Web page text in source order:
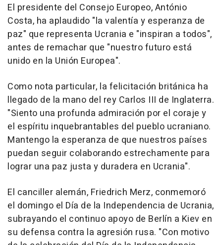
El presidente del Consejo Europeo, António
Costa, ha aplaudido "la valentía y esperanza de
paz" que representa Ucrania e "inspiran a todos",
antes de remachar que "nuestro futuro está
unido en la Unión Europea".
Como nota particular, la felicitación británica ha
llegado de la mano del rey Carlos III de Inglaterra.
"Siento una profunda admiración por el coraje y
el espíritu inquebrantables del pueblo ucraniano.
Mantengo la esperanza de que nuestros países
puedan seguir colaborando estrechamente para
lograr una paz justa y duradera en Ucrania".
El canciller alemán, Friedrich Merz, conmemoró
el domingo el Día de la Independencia de Ucrania,
subrayando el continuo apoyo de Berlín a Kiev en
su defensa contra la agresión rusa. "Con motivo